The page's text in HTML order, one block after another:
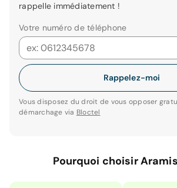
rappelle immédiatement !
Votre numéro de téléphone
Rappelez-moi
Vous disposez du droit de vous opposer
démarchage via Bloctel
Pourquoi choisir